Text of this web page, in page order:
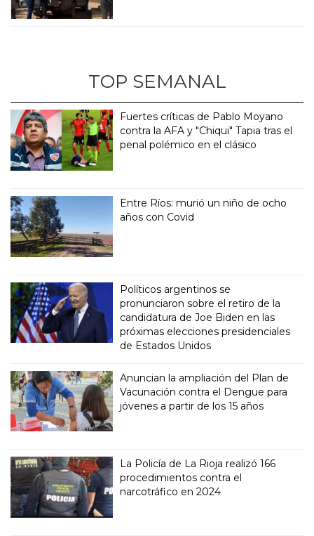
TOP SEMANAL
Fuertes críticas de Pablo Moyano
contra la AFA y "Chiqui" Tapia tras el
penal polémico en el clásico
Entre Ríos: murió un niño de ocho
años con Covid
Políticos argentinos se
pronunciaron sobre el retiro de la
candidatura de Joe Biden en las
próximas elecciones presidenciales
de Estados Unidos
Anuncian la ampliación del Plan de
Vacunación contra el Dengue para
jóvenes a partir de los 15 años
La Policía de La Rioja realizó 166
procedimientos contra el
narcotráfico en 2024